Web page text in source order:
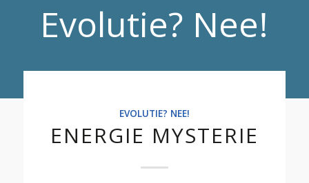
Evolutie? Nee!
EVOLUTIE? NEE!
ENERGIE MYSTERIE